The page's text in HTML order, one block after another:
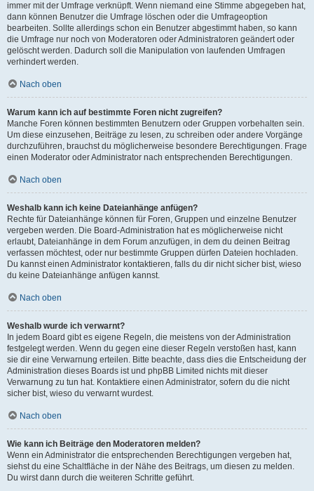
immer mit der Umfrage verknüpft. Wenn niemand eine Stimme abgegeben hat,
dann können Benutzer die Umfrage löschen oder die Umfrageoption
bearbeiten. Sollte allerdings schon ein Benutzer abgestimmt haben, so kann
die Umfrage nur noch von Moderatoren oder Administratoren geändert oder
gelöscht werden. Dadurch soll die Manipulation von laufenden Umfragen
verhindert werden.
Nach oben
Warum kann ich auf bestimmte Foren nicht zugreifen?
Manche Foren können bestimmten Benutzern oder Gruppen vorbehalten sein.
Um diese einzusehen, Beiträge zu lesen, zu schreiben oder andere Vorgänge
durchzuführen, brauchst du möglicherweise besondere Berechtigungen. Frage
einen Moderator oder Administrator nach entsprechenden Berechtigungen.
Nach oben
Weshalb kann ich keine Dateianhänge anfügen?
Rechte für Dateianhänge können für Foren, Gruppen und einzelne Benutzer
vergeben werden. Die Board-Administration hat es möglicherweise nicht
erlaubt, Dateianhänge in dem Forum anzufügen, in dem du deinen Beitrag
verfassen möchtest, oder nur bestimmte Gruppen dürfen Dateien hochladen.
Du kannst einen Administrator kontaktieren, falls du dir nicht sicher bist, wieso
du keine Dateianhänge anfügen kannst.
Nach oben
Weshalb wurde ich verwarnt?
In jedem Board gibt es eigene Regeln, die meistens von der Administration
festgelegt werden. Wenn du gegen eine dieser Regeln verstoßen hast, kann
sie dir eine Verwarnung erteilen. Bitte beachte, dass dies die Entscheidung der
Administration dieses Boards ist und phpBB Limited nichts mit dieser
Verwarnung zu tun hat. Kontaktiere einen Administrator, sofern du die nicht
sicher bist, wieso du verwarnt wurdest.
Nach oben
Wie kann ich Beiträge den Moderatoren melden?
Wenn ein Administrator die entsprechenden Berechtigungen vergeben hat,
siehst du eine Schaltfläche in der Nähe des Beitrags, um diesen zu melden.
Du wirst dann durch die weiteren Schritte geführt.